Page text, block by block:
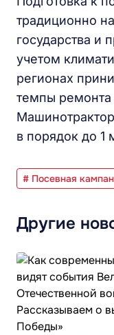
традиционно
государства и
учетом
регионах
темпы ремонта
в порядок до 1
# Посевная
Другие